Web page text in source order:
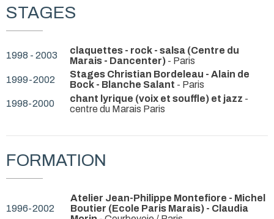
STAGES
1998 - 2003
claquettes - rock - salsa (Centre du
Marais - Dancenter) - Paris
1999-2002
Stages Christian Bordeleau - Alain de
Bock - Blanche Salant - Paris
1998-2000
chant lyrique (voix et souffle) et jazz -
centre du Marais Paris
FORMATION
1996-2002
Atelier Jean-Philippe Montefiore - Michel
Boutier (Ecole Paris Marais) - Claudia